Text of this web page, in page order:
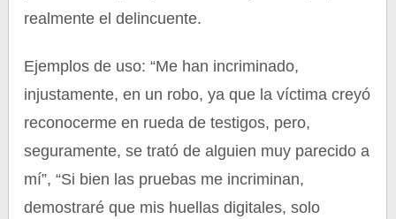
realmente el delincuente.
Ejemplos de uso: “Me han incriminado,
injustamente, en un robo, ya que la víctima creyó
reconocerme en rueda de testigos, pero,
seguramente, se trató de alguien muy parecido a
mí”, “Si bien las pruebas me incriminan,
demostraré que mis huellas digitales, solo